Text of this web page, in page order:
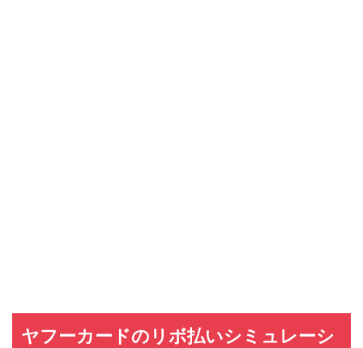
ヤフーカードのリボ払いシミュレーシ